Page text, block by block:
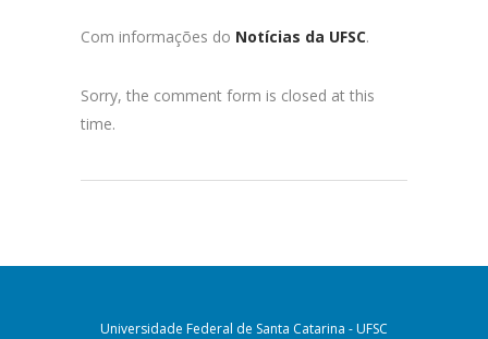
Com informações do Notícias da UFSC.
Sorry, the comment form is closed at this
time.
Universidade Federal de Santa Catarina - UFSC